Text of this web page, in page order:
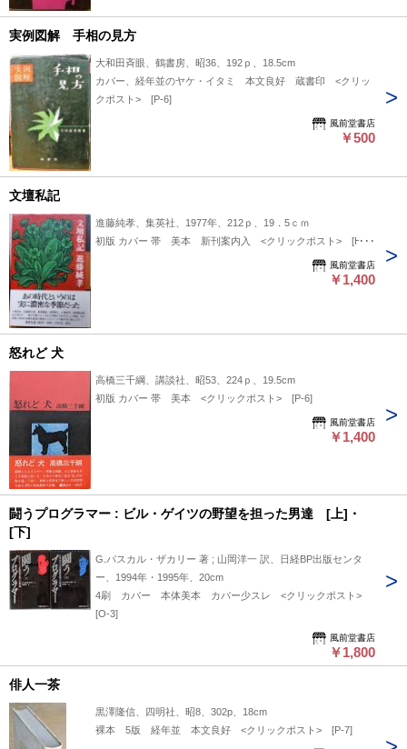
実例図解 手相の見方
大和田斉眼、鶴書房、昭36、192ｐ、18.5cm
カバー、経年並のヤケ・イタミ 本文良好 蔵書印 <クリッ
クポスト> [P-6]
風前堂書店
￥500
文壇私記
進藤純孝、集英社、1977年、212ｐ、19．5ｃｍ
初版 カバー 帯 美本 新刊案内入 <クリックポスト> [H-7]
風前堂書店
￥1,400
怒れど 犬
高橋三千綱、講談社、昭53、224ｐ、19.5cm
初版 カバー 帯 美本 <クリックポスト> [P-6]
風前堂書店
￥1,400
闘うプログラマー : ビル・ゲイツの野望を担った男達 [上]・
[下]
G.パスカル・ザカリー 著 ; 山岡洋一 訳、日経BP出版センタ
ー、1994年・1995年、20cm
4刷 カバー 本体美本 カバー少スレ <クリックポスト>
[O-3]
風前堂書店
￥1,800
俳人一茶
黒澤隆信、四明社、昭8、302p、18cm
裸本 5版 経年並 本文良好 <クリックポスト> [P-7]